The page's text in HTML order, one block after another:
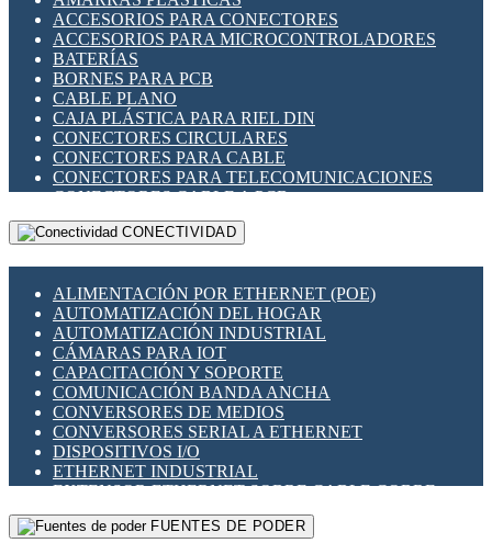
INDICADORES PARA PANEL
INTERFACES DE RELÉ
INTERRUPTORES FIN DE CARRERA
LLAVES CONMUTADORAS
MEDIDORES DE ENERGÍA Y TC'S DE CORRIENTE
MOTORES PASO A PASO
PANTALLAS HMI
PLC -CONTROLADORES LÓGICO PROGRAMABLES
PROGRAMADORES DE HORARIO
RELÉS DE PROTECCIÓN
SENSORES CAPACITIVOS
SENSORES INDUCTIVOS
TEMPORIZADORES
VARIACS
VARIADORES DE FRECUENCIA [VDF]
SECCIONADORES - INTERRUPTORES
MAQUINARIA
ACCESORIOS PARA CONECTORES
ACCESORIOS PARA MICROCONTROLADORES
BATERÍAS
BORNES PARA PCB
CABLE PLANO
CAJA PLÁSTICA PARA RIEL DIN
CONECTORES CIRCULARES
CONECTORES PARA CABLE
CONECTORES PARA TELECOMUNICACIONES
CONECTORES CABLE A PCB
CONECTORES PCB A CABLE
DIP SWITCHES
HERRAMIENTAS VARIAS
ILUMINACIÓN LED
INTERRUPTORES REED
INTERFACES DE RELÉ
OTROS RELÉS
PROTECCIÓN TÉRMICA
RELÉS AUTOMOTRICES
RELÉS DE SEÑAL
RELÉS DE ESTADO SÓLIDO SSR
RELÉS INDUSTRIALES
RELÉS MINIATURA DE POTENCIA
SENSORES MAGNÉTICOS
CONECTIVIDAD
ALIMENTACIÓN POR ETHERNET (POE)
AUTOMATIZACIÓN DEL HOGAR
AUTOMATIZACIÓN INDUSTRIAL
CÁMARAS PARA IOT
CAPACITACIÓN Y SOPORTE
COMUNICACIÓN BANDA ANCHA
CONVERSORES DE MEDIOS
CONVERSORES SERIAL A ETHERNET
DISPOSITIVOS I/O
ETHERNET INDUSTRIAL
EXTENSOR ETHERNET SOBRE CABLE COBRE
GATEWAY LORAWAN
GESTIÓN DE REDESFUENTES DE PODER